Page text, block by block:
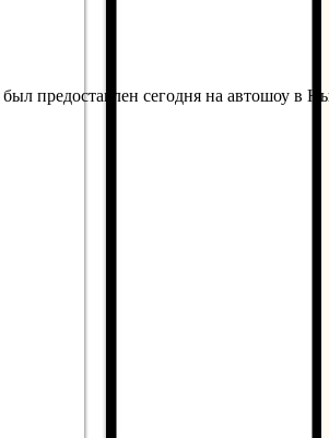
был предоставлен сегодня на автошоу в